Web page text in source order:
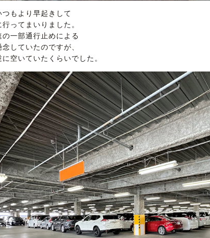
つもより早起きして
ってまいりました。
の一部通行止めによる
していたのですが、
空いていたくらいでした。